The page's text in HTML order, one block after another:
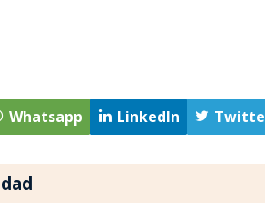
Whatsapp LinkedIn